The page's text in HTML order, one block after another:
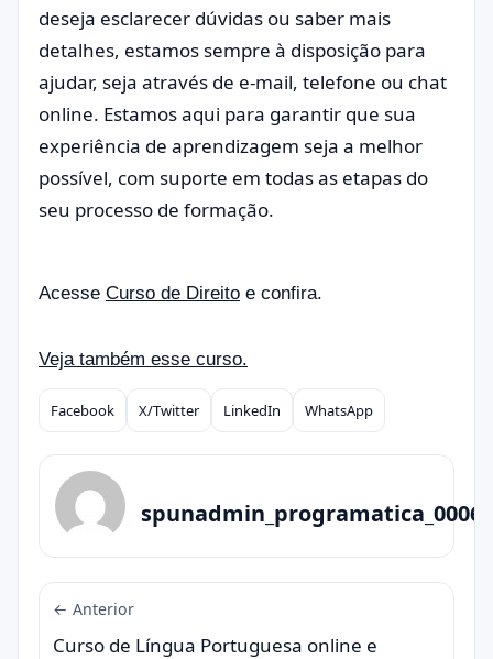
deseja esclarecer dúvidas ou saber mais
detalhes, estamos sempre à disposição para
ajudar, seja através de e-mail, telefone ou chat
online. Estamos aqui para garantir que sua
experiência de aprendizagem seja a melhor
possível, com suporte em todas as etapas do
seu processo de formação.
Acesse Curso de Direito e confira.
Veja também esse curso.
Compartilhar
Facebook X/Twitter LinkedIn WhatsApp
spunadmin_programatica_0006
← Anterior
Curso de Língua Portuguesa online e